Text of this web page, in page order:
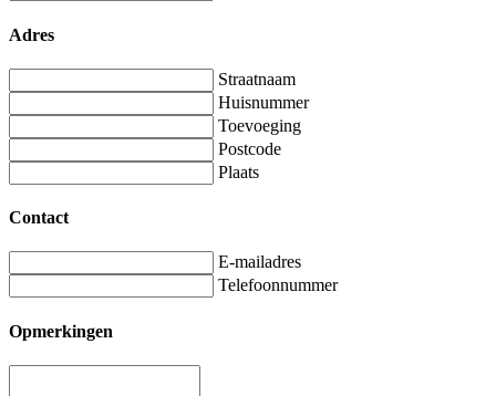
Adres
Straatnaam
Huisnummer
Toevoeging
Postcode
Plaats
Contact
E-mailadres
Telefoonnummer
Opmerkingen